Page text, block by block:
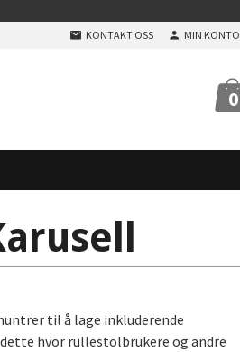
KONTAKT OSS MIN KONTO
0
til å lage inkluderende
hvor rullestolbrukere og andre